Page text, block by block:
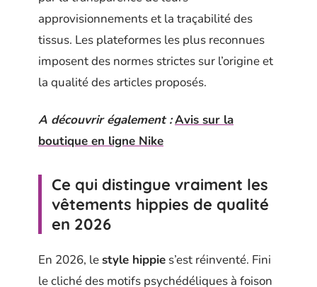
approvisionnements et la traçabilité des
tissus. Les plateformes les plus reconnues
imposent des normes strictes sur l’origine et
la qualité des articles proposés.
A découvrir également :Avis sur la
boutique en ligne Nike
Ce qui distingue vraiment les
vêtements hippies de qualité
en 2026
En 2026, lestyle hippie s’est réinventé. Fini
le cliché des motifs psychédéliques à foison